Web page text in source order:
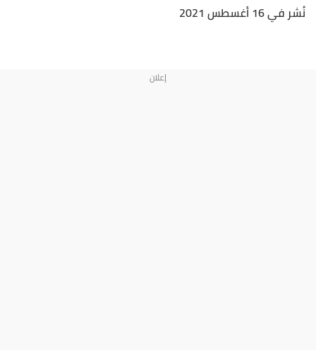
نُشر في 16 أغسطس 2021